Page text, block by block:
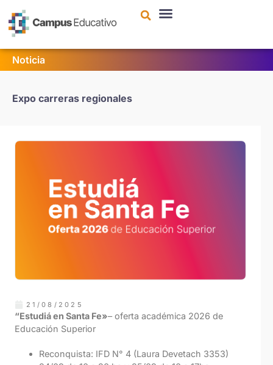
Noticia
Expo carreras regionales
21/08/2025
“Estudiá en Santa Fe»– oferta académica 2026 de
Educación Superior
Reconquista: IFD N° 4 (Laura Devetach 3353)